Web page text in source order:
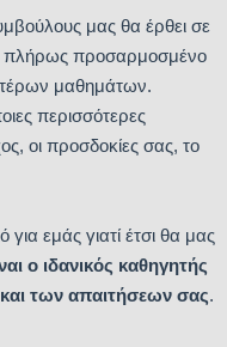
μας θα έρθει σε
πλήρως προσαρμοσμένο
μαθημάτων.
περισσότερες
οι προσδοκίες σας, το
για εμάς γιατί έτσι θα μας
ο ιδανικός καθηγητής
των απαιτήσεων σας.